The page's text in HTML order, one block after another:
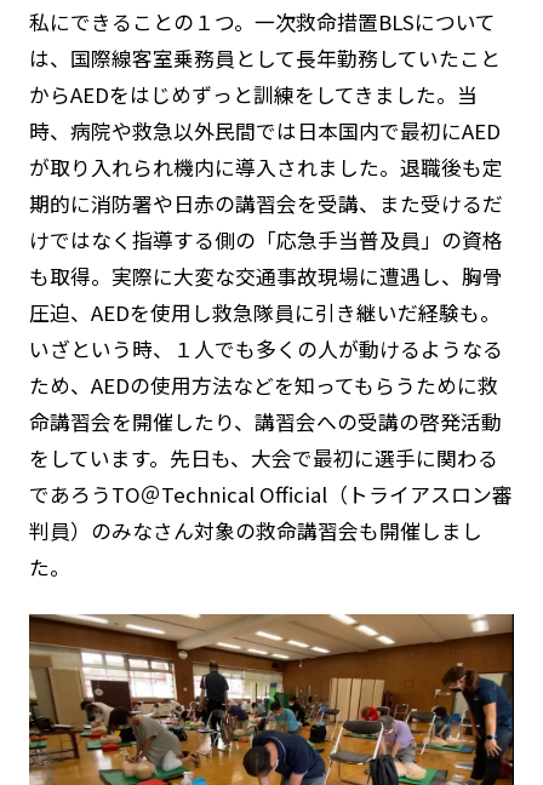
私にできることの１つ。一次救命措置BLSについて
は、国際線客室乗務員として長年勤務していたこと
からAEDをはじめずっと訓練をしてきました。当
時、病院や救急以外民間では日本国内で最初にAED
が取り入れられ機内に導入されました。退職後も定
期的に消防署や日赤の講習会を受講、また受けるだ
けではなく指導する側の「応急手当普及員」の資格
も取得。実際に大変な交通事故現場に遭遇し、胸骨
圧迫、AEDを使用し救急隊員に引き継いだ経験も。
いざという時、１人でも多くの人が動けるようなる
ため、AEDの使用方法などを知ってもらうために救
命講習会を開催したり、講習会への受講の啓発活動
をしています。先日も、大会で最初に選手に関わる
であろうTO＠Technical Official（トライアスロン審
判員）のみなさん対象の救命講習会も開催しまし
た。